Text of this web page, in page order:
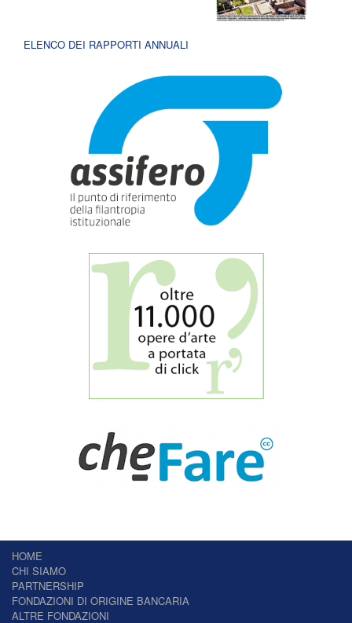
ELENCO DEI RAPPORTI ANNUALI
HOME
CHI SIAMO
PARTNERSHIP
FONDAZIONI DI ORIGINE BANCARIA
ALTRE FONDAZIONI